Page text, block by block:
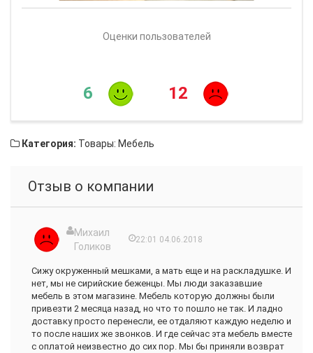
Оценки пользователей
6 12
Категория: Товары: Мебель
Отзыв о компании
Михаил
Голиков
22:01 04.06.2018
Сижу окруженный мешками, а мать еще и на раскладушке. И
нет, мы не сирийские беженцы. Мы люди заказавшие
мебель в этом магазине. Мебель которую должны были
привезти 2 месяца назад, но что то пошло не так. И ладно
доставку просто перенесли, ее отдаляют каждую неделю и
то после наших же звонков. И где сейчас эта мебель вместе
с оплатой неизвестно до сих пор. Мы бы приняли возврат